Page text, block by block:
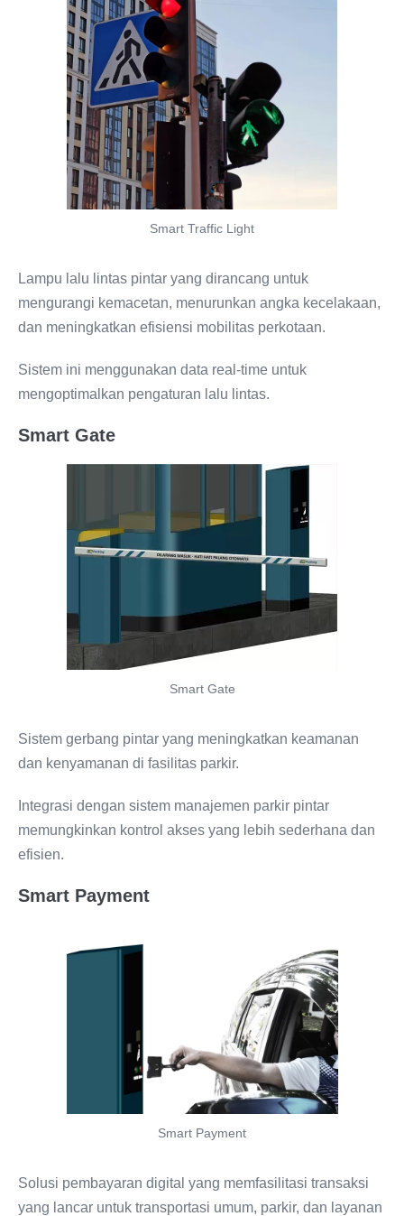
Smart Traffic Light
Lampu lalu lintas pintar yang dirancang untuk
mengurangi kemacetan, menurunkan angka kecelakaan,
dan meningkatkan efisiensi mobilitas perkotaan.
Sistem ini menggunakan data real-time untuk
mengoptimalkan pengaturan lalu lintas.
Smart Gate
Smart Gate
Sistem gerbang pintar yang meningkatkan keamanan
dan kenyamanan di fasilitas parkir.
Integrasi dengan sistem manajemen parkir pintar
memungkinkan kontrol akses yang lebih sederhana dan
efisien.
Smart Payment
Smart Payment
Solusi pembayaran digital yang memfasilitasi transaksi
yang lancar untuk transportasi umum, parkir, dan layanan